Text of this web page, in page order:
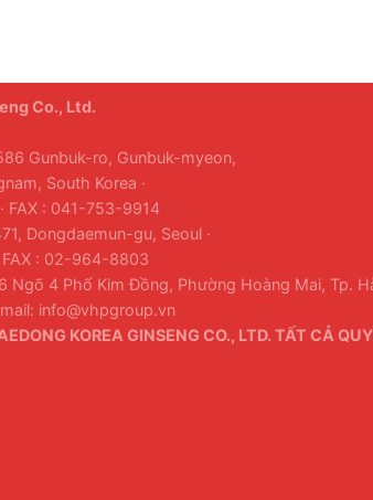
Co., Ltd.
Gunbuk-ro, Gunbuk-myeon,
South Korea ·
FAX : 041-753-9914
Dongdaemun-gu, Seoul ·
: 02-964-8803
Ngõ 4 Phố Kim Đồng, Phường Hoàng Mai, Tp.
info@vhpgroup.vn
KOREA GINSENG CO., LTD. TẤT CẢ